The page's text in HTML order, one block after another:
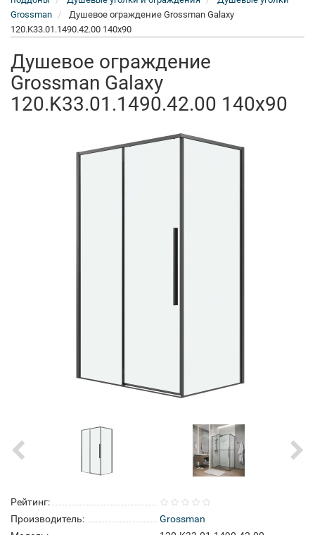
Grossman
Душевое ограждение Grossman Galaxy
120.K33.01.1490.42.00 140x90
Душевое ограждение
Grossman Galaxy
120.K33.01.1490.42.00 140x90
Рейтинг:
Производитель:
Grossman